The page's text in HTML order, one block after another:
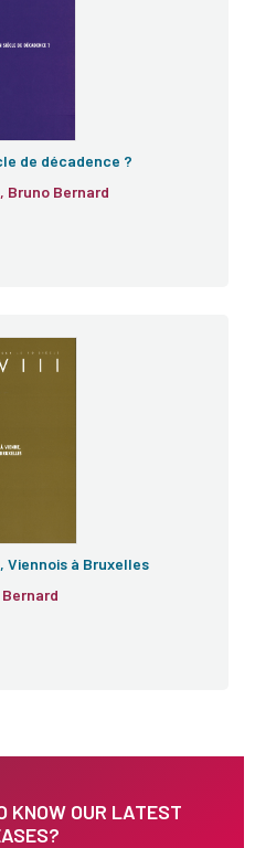
de décadence ?
Bruno Bernard
Viennois à Bruxelles
KNOW OUR LATEST